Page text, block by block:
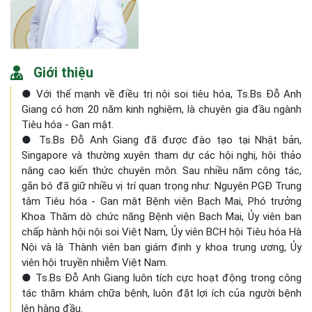
Giới thiệu
● Với thế mạnh về điều trị nội soi tiêu hóa, Ts.Bs Đỗ Anh
Giang có hơn 20 năm kinh nghiệm, là chuyên gia đầu ngành
Tiêu hóa - Gan mật.
● Ts.Bs Đỗ Anh Giang đã được đào tạo tại Nhật bản,
Singapore và thường xuyên tham dự các hội nghị, hội thảo
nâng cao kiến thức chuyên môn. Sau nhiều năm công tác,
gắn bó đã giữ nhiều vị trí quan trọng như: Nguyên PGĐ Trung
tâm Tiêu hóa - Gan mật Bệnh viện Bạch Mai, Phó trưởng
Khoa Thăm dò chức năng Bệnh viện Bạch Mai, Ủy viên ban
chấp hành hội nội soi Việt Nam, Ủy viên BCH hội Tiêu hóa Hà
Nội và là Thành viên ban giám định y khoa trung ương, Ủy
viên hội truyền nhiễm Việt Nam.
● Ts.Bs Đỗ Anh Giang luôn tích cực hoạt động trong công
tác thăm khám chữa bệnh, luôn đặt lợi ích của người bệnh
lên hàng đầu.